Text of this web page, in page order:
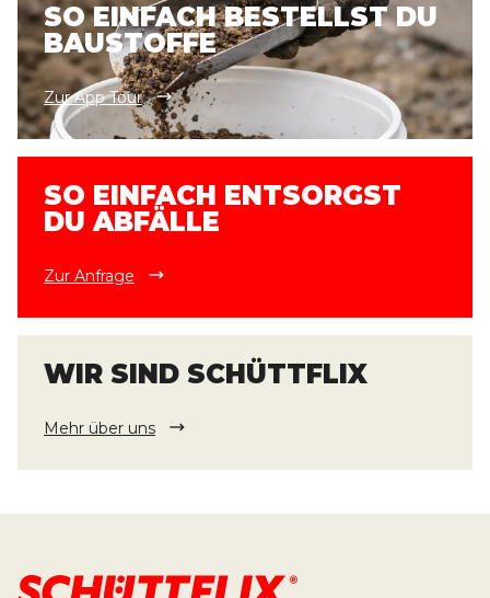
SO EINFACH BESTELLST DU
BAUSTOFFE
Zur App Tour
SO EINFACH ENTSORGST
DU ABFÄLLE
Zur Anfrage
WIR SIND SCHÜTTFLIX
Mehr über uns